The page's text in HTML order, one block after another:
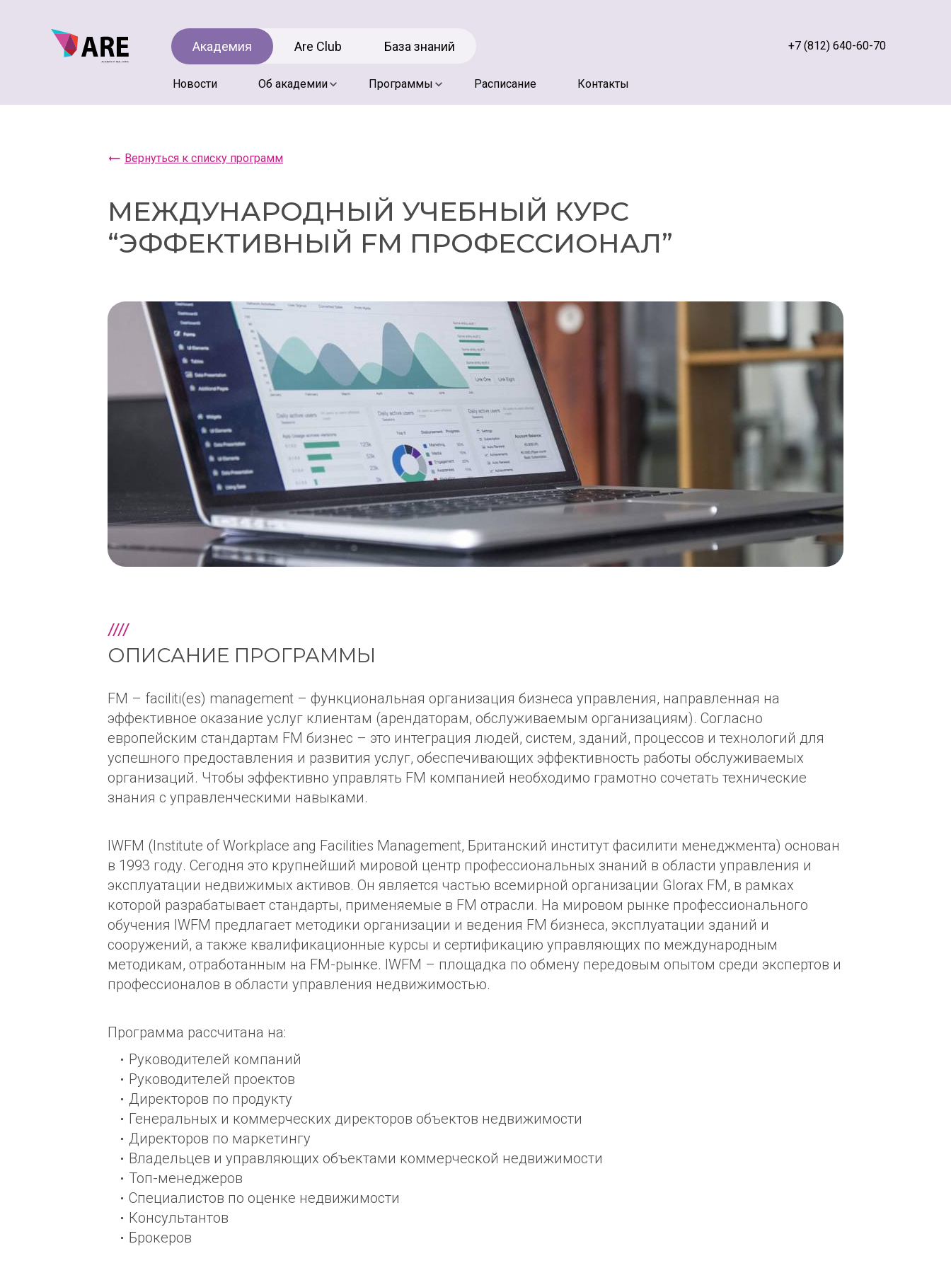
+7 (812) 640-60-70
Академия Are Club База знаний
Новости Об академии Программы Расписание Контакты
Вернуться к списку программ
МЕЖДУНАРОДНЫЙ УЧЕБНЫЙ КУРС
“ЭФФЕКТИВНЫЙ FM ПРОФЕССИОНАЛ”
ОПИСАНИЕ ПРОГРАММЫ
FM – faciliti(es) management – функциональная организация бизнеса управления, направленная на
эффективное оказание услуг клиентам (арендаторам, обслуживаемым организациям). Согласно
европейским стандартам FM бизнес – это интеграция людей, систем, зданий, процессов и технологий для
успешного предоставления и развития услуг, обеспечивающих эффективность работы обслуживаемых
организаций. Чтобы эффективно управлять FM компанией необходимо грамотно сочетать технические
знания с управленческими навыками.
IWFM (Institute of Workplace ang Facilities Management, Британский институт фасилити менеджмента) основан
в 1993 году. Сегодня это крупнейший мировой центр профессиональных знаний в области управления и
эксплуатации недвижимых активов. Он является частью всемирной организации Glorax FM, в рамках
которой разрабатывает стандарты, применяемые в FM отрасли. На мировом рынке профессионального
обучения IWFM предлагает методики организации и ведения FM бизнеса, эксплуатации зданий и
сооружений, а также квалификационные курсы и сертификацию управляющих по международным
методикам, отработанным на FM-рынке. IWFM – площадка по обмену передовым опытом среди экспертов и
профессионалов в области управления недвижимостью.
Программа рассчитана на:
Руководителей компаний
Руководителей проектов
Директоров по продукту
Генеральных и коммерческих директоров объектов недвижимости
Директоров по маркетингу
Владельцев и управляющих объектами коммерческой недвижимости
Топ-менеджеров
Специалистов по оценке недвижимости
Консультантов
Брокеров